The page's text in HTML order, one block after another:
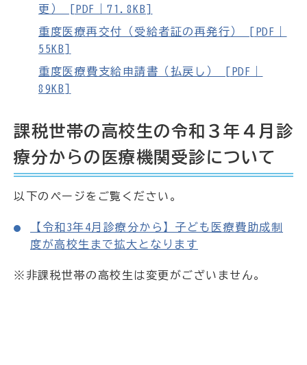
更） [PDF｜71.8KB]
重度医療再交付（受給者証の再発行） [PDF｜
55KB]
重度医療費支給申請書（払戻し） [PDF｜
89KB]
課税世帯の高校生の令和３年４月診
療分からの医療機関受診について
以下のページをご覧ください。
【令和3年4月診療分から】子ども医療費助成制
度が高校生まで拡大となります
※非課税世帯の高校生は変更がございません。